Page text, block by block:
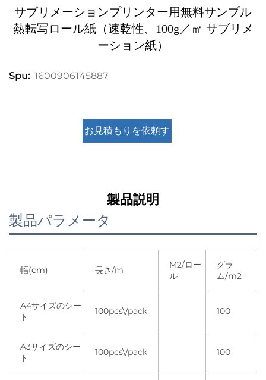
サブリメーションプリンター用無料サンプル
熱転写ロール紙（速乾性、100g／㎡ サブリメ
ーション紙）
Spu: 1600906145887
お見積もりを依頼す
製品説明
製品パラメータ
幅(cm) 長さ/m
M2/ロー
ル
グラ
ム/m2
A4サイズのシー
ト
100pcs\/pack 100
A3サイズのシー
ト
100pcs\/pack 100